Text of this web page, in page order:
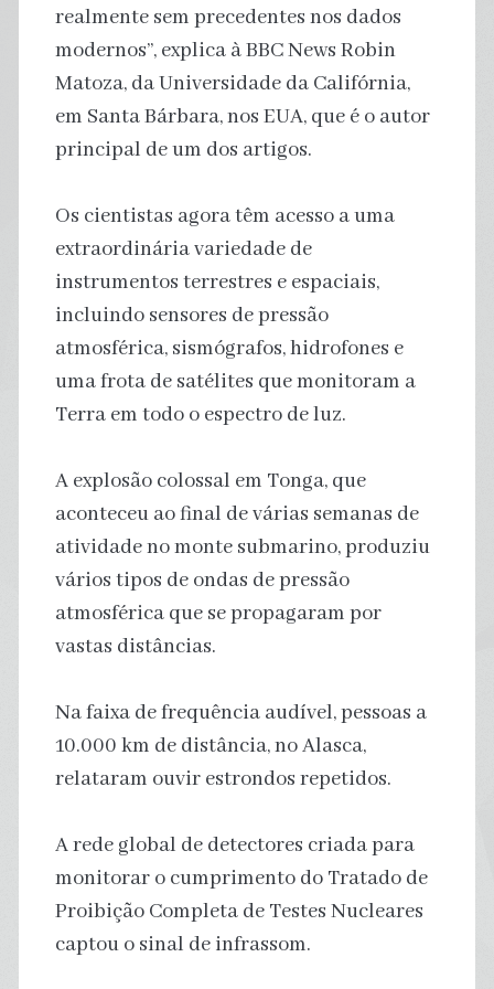
realmente sem precedentes nos dados
modernos”, explica à BBC News Robin
Matoza, da Universidade da Califórnia,
em Santa Bárbara, nos EUA, que é o autor
principal de um dos artigos.
Os cientistas agora têm acesso a uma
extraordinária variedade de
instrumentos terrestres e espaciais,
incluindo sensores de pressão
atmosférica, sismógrafos, hidrofones e
uma frota de satélites que monitoram a
Terra em todo o espectro de luz.
A explosão colossal em Tonga, que
aconteceu ao final de várias semanas de
atividade no monte submarino, produziu
vários tipos de ondas de pressão
atmosférica que se propagaram por
vastas distâncias.
Na faixa de frequência audível, pessoas a
10.000 km de distância, no Alasca,
relataram ouvir estrondos repetidos.
A rede global de detectores criada para
monitorar o cumprimento do Tratado de
Proibição Completa de Testes Nucleares
captou o sinal de infrassom.